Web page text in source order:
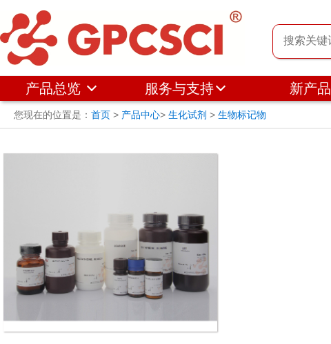
产品总览 服务与支持 新产品
您现在的位置是： 首页 > 产品中心> 生化试剂 > 生物标记物